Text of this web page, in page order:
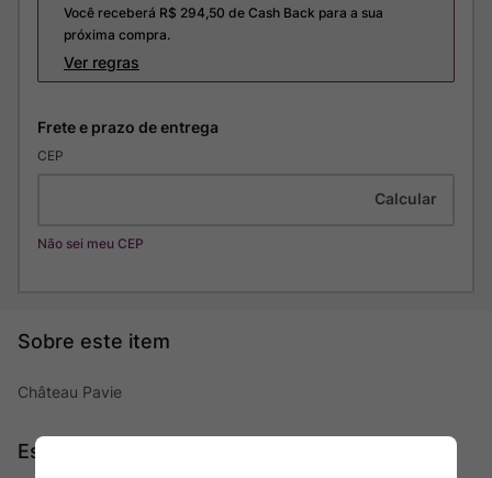
Você receberá R$ 294,50 de Cash Back para a sua
próxima compra.
Ver regras
CEP
Não sei meu CEP
Château Pavie
Especificações